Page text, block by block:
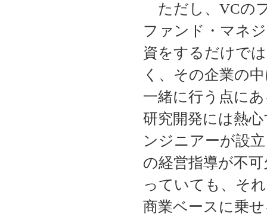
ただし、VCの
ファンド・マネ
資をするだけで
く、その企業の
一緒に行う点に
研究開発には熱
ンジニアーが設
の経営指導が不
っていても、そ
商業ベースに乗